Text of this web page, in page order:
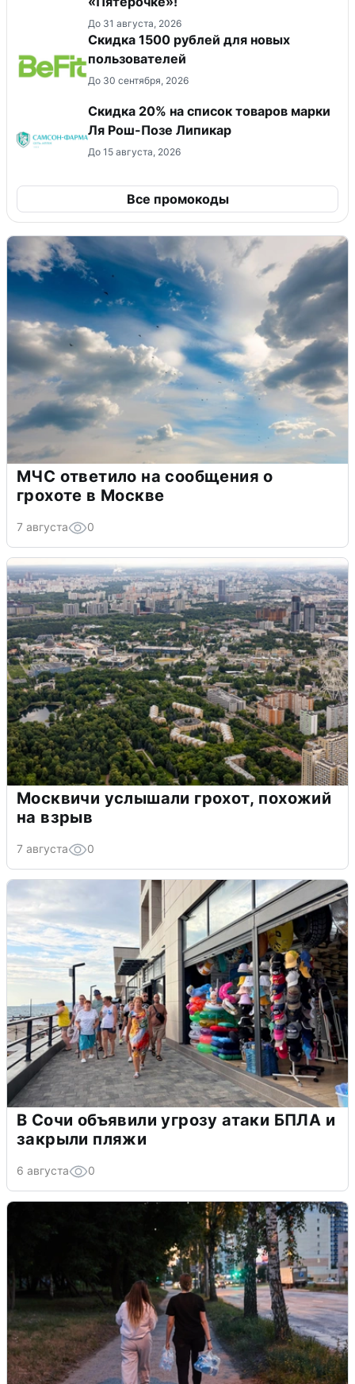
До 31 августа, 2026
Скидка 1500 рублей для новых
пользователей
До 30 сентября, 2026
Скидка 20% на список товаров марки
Ля Рош-Позе Липикар
До 15 августа, 2026
Все промокоды
МЧС ответило на сообщения о
грохоте в Москве
7 августа 0
Москвичи услышали грохот, похожий
на взрыв
7 августа 0
В Сочи объявили угрозу атаки БПЛА и
закрыли пляжи
6 августа 0